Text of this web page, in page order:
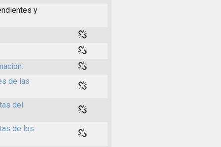
y
de las
del
de los